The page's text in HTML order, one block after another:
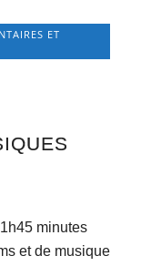
ET
minutes
et de musique